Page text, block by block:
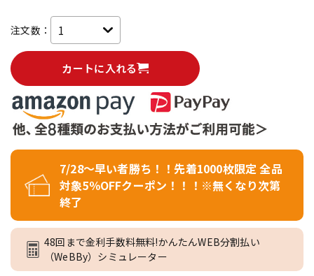
注文数：
カートに入れる
7/28～早い者勝ち！！先着1000枚限定 全品
対象5％OFFクーポン！！！※無くなり次第
終了
48回まで金利手数料無料!かんたんWEB分割払い
（WeBBy）シミュレーター